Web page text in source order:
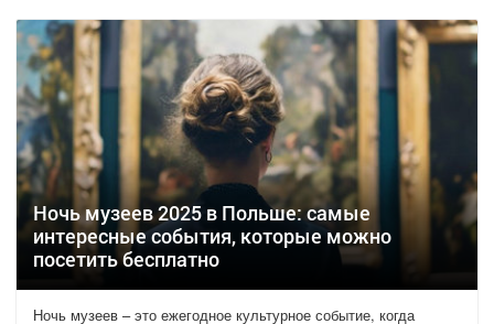
Ночь музеев 2025 в Польше: самые
интересные события, которые можно
посетить бесплатно
Ночь музеев – это ежегодное культурное событие, когда